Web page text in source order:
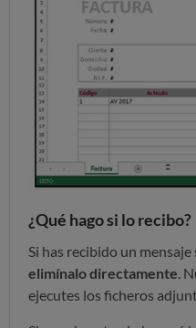
¿Qué hago si lo recibo?
Si has recibido un mensaje
elimínalo directamente .
ejecutes los ficheros